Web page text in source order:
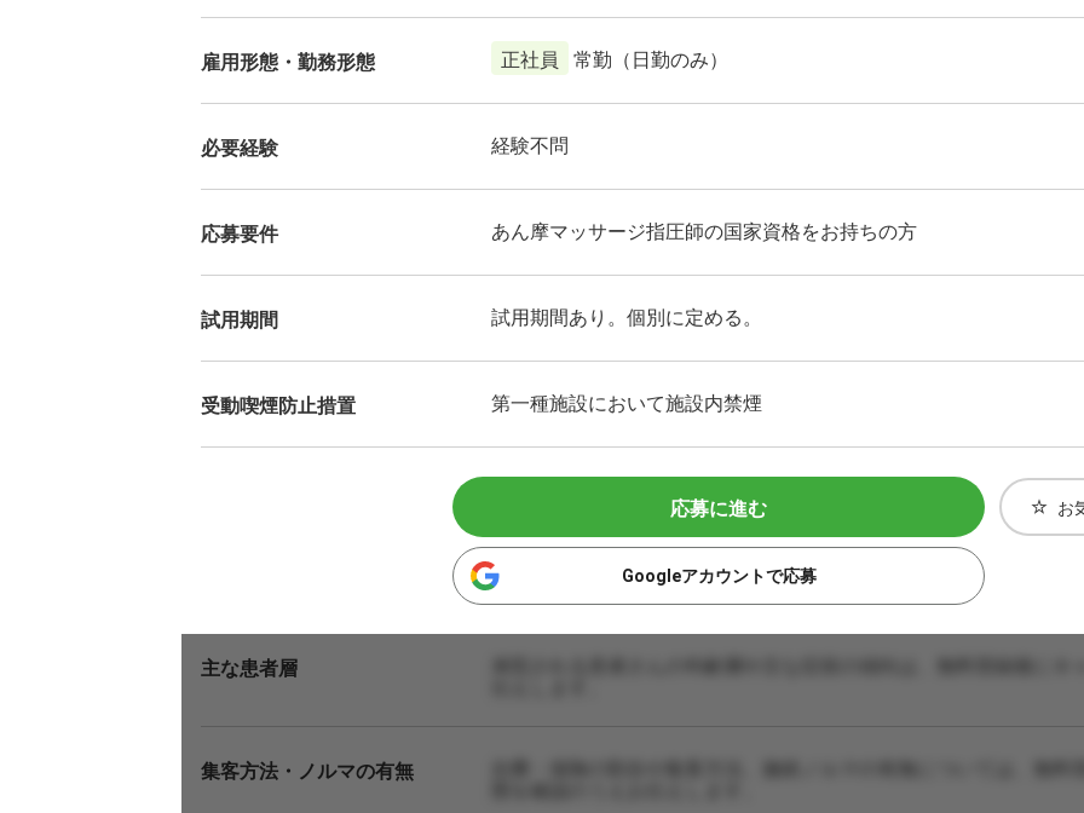
雇用形態・勤務形態 正社員 常勤（日勤のみ）
必要経験 経験不問
応募要件 あん摩マッサージ指圧師の国家資格をお持ちの方
試用期間 試用期間あり。個別に定める。
受動喫煙防止措置 第一種施設において施設内禁煙
応募に進む
Googleアカウントで応募
お
主な患者層 来院される患者さんの年齢層や主な症状の傾向は、無料登録後に
集客方法・ノルマの有無 自費・保険の割合や集客方法、施術ノルマの有無については、無